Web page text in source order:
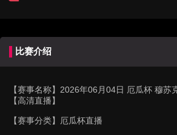
比赛介绍
【赛事名称】 2026年06月04日 厄瓜杯 穆苏
【高清直播】
【赛事分类】 厄瓜杯直播